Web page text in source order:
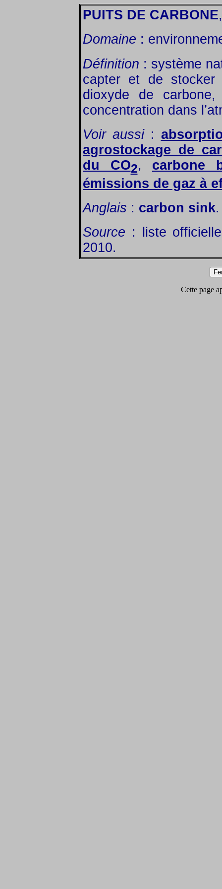
PUITS DE CARBONE
Domaine :
Définition : système
capter et de stocker
dioxyde de
concentration dans
Voir aussi:
agrostockage de
du CO2, carbone
émissions de gaz à
Anglais : carbon sink.
Source : liste
2010.
Cette page